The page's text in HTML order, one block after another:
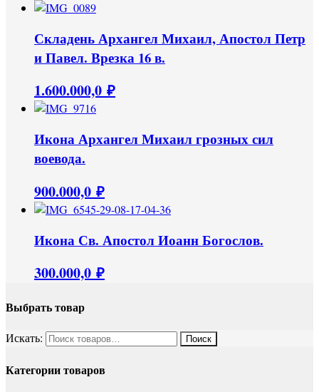
Складень Архангел Михаил, Апостол Петр
и Павел. Врезка 16 в.
1.600.000,0 ₽
Икона Архангел Михаил грозных сил
воевода.
900.000,0 ₽
Икона Св. Апостол Иоанн Богослов.
300.000,0 ₽
Выбрать товар
Искать:
Категории товаров